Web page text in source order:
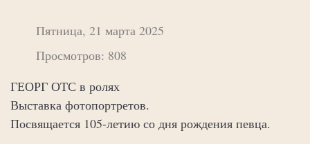
Пятница, 21 марта 2025
Просмотров: 808
ГЕОРГ ОТС в ролях
Выставка фотопортретов.
Посвящается 105-летию со дня рождения певца.